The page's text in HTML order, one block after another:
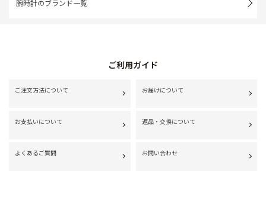
腕時計のブランド一覧
ご利用ガイド
ご注文方法について お届けについて
お支払いについて 返品・交換について
よくあるご質問 お問い合わせ